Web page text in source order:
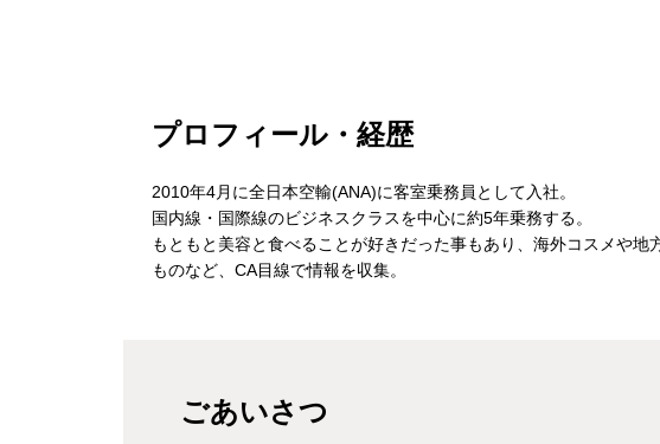
プロフィール・経歴
2010年4月に全日本空輸(ANA)に客室乗務員として入社。
国内線・国際線のビジネスクラスを中心に約5年乗務する。
もともと美容と食べることが好きだった事もあり、海外コスメや
ものなど、CA目線で情報を収集。
ごあいさつ